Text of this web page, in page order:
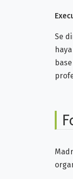
Se